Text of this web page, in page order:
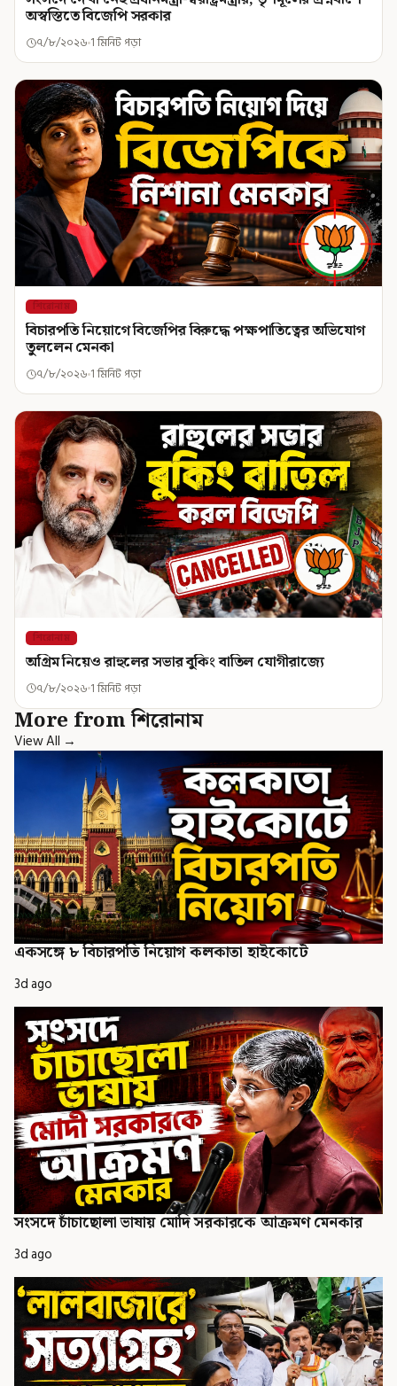
অস্বস্তিতে বিজেপি সরকার
৭/৮/২০২৬ 1 মিনিট পড়া
শিরোনাম
বিচারপতি নিয়োগে বিজেপির বিরুদ্ধে পক্ষপাতিত্বের অভিযোগ
তুললেন মেনকা
৭/৮/২০২৬ 1 মিনিট পড়া
শিরোনাম
অগ্রিম নিয়েও রাহুলের সভার বুকিং বাতিল যোগীরাজ্যে
৭/৮/২০২৬ 1 মিনিট পড়া
More from শিরোনাম
View All →
একসঙ্গে ৮ বিচারপতি নিয়োগ কলকাতা হাইকোর্টে
3d ago
সংসদে চাঁচাছোলা ভাষায় মোদি সরকারকে আক্রমণ মেনকার
3d ago